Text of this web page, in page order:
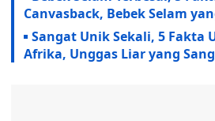
Canvasback, Bebek Selam
Sangat Unik Sekali, 5 Fakta
Afrika, Unggas Liar yang